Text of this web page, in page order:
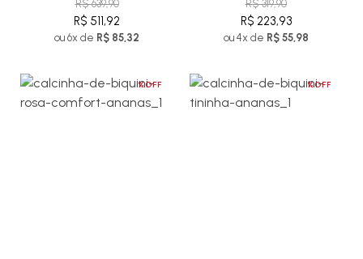
R$ 639,90
R$ 511,92
ou 6x de R$ 85,32
R$ 319,90
R$ 223,93
ou 4x de R$ 55,98
%OFF %OFF